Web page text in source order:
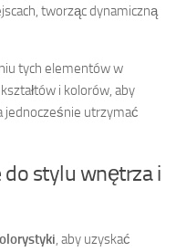
tworząc dynamiczną
tych elementów w
i kolorów, aby
jednocześnie utrzymać
do stylu wnętrza i
, aby uzyskać